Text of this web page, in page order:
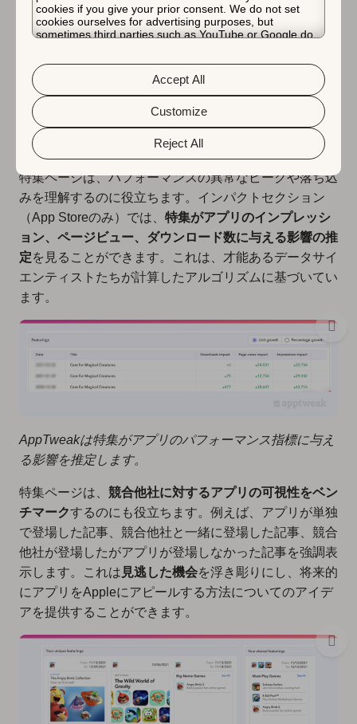
cookies if you give your prior consent. We do not set
cookies ourselves for advertising purposes, but
sometimes third parties such as YouTube or Google do.
about the protection of your personal data and the
different cookies we use, please read our
&Privacy Policy. You can customize your cookie settings
and preferences by clicking the “Customize” button.
Reject All
Customize
Accept All
使用方法
App StoreとPlay Storeでアプリが登場する特集を定期
的にモニタリングすることは、アプリのパフォーマンス
指標を完全に理解するために重要です。
特集ページは、パフォーマンスの異常なピークや落ち込
みを理解するのに役立ちます。インパクトセクション
（App Storeのみ）では、 特集がアプリのインプレッシ
ョン、ページビュー、ダウンロード数に与える影響の推
定を見ることができます。これは、才能あるデータサイ
エンティストたちが計算したアルゴリズムに基づいてい
ます。
AppTweakは特集がアプリのパフォーマンス指標に与え
る影響を推定します。
特集ページは、 競合他社に対するアプリの可視性をベン
チマークするのにも役立ちます。例えば、アプリが単独
で登場した記事、競合他社と一緒に登場した記事、競合
他社が登場したがアプリが登場しなかった記事を強調表
示します。これは 見逃した機会を浮き彫りにし、将来的
にアプリをAppleにアピールする方法についてのアイデ
アを提供することができます。